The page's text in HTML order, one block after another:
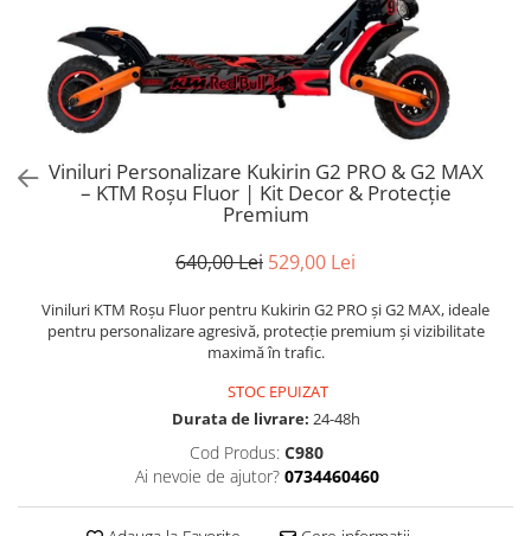
Trotinete Peste 3000 Lei
Trotinete cu Scaun
Trotinete cu Cheie
Trotinete cu Cheie
Trotinete cu Suspensii
Trotinete cu Ghidon Reglabil
ATV 200cc
ATV 1000W
ATV 1500W
Oglinzi retrovizoare
Ornamente, stickere & viniluri
Iluminare decorativă
Protecții la coliziune
KuKirin G3
KuKirin G2 Master
KuKirin G1 Pro
KuKirin V1 Pro
KuKirin S1 Max
KuKirin T3
Xiaomi Mi
Anvelope solide
Camere de aer
Viniluri Personalizare Kukirin G2 PRO & G2 MAX
– KTM Roșu Fluor | Kit Decor & Protecție
Premium
640,00 Lei 529,00 Lei
Viniluri KTM Roșu Fluor pentru Kukirin G2 PRO și G2 MAX, ideale
pentru personalizare agresivă, protecție premium și vizibilitate
maximă în trafic.
STOC EPUIZAT
Durata de livrare: 24-48h
Cod Produs: C980
Ai nevoie de ajutor? 0734460460